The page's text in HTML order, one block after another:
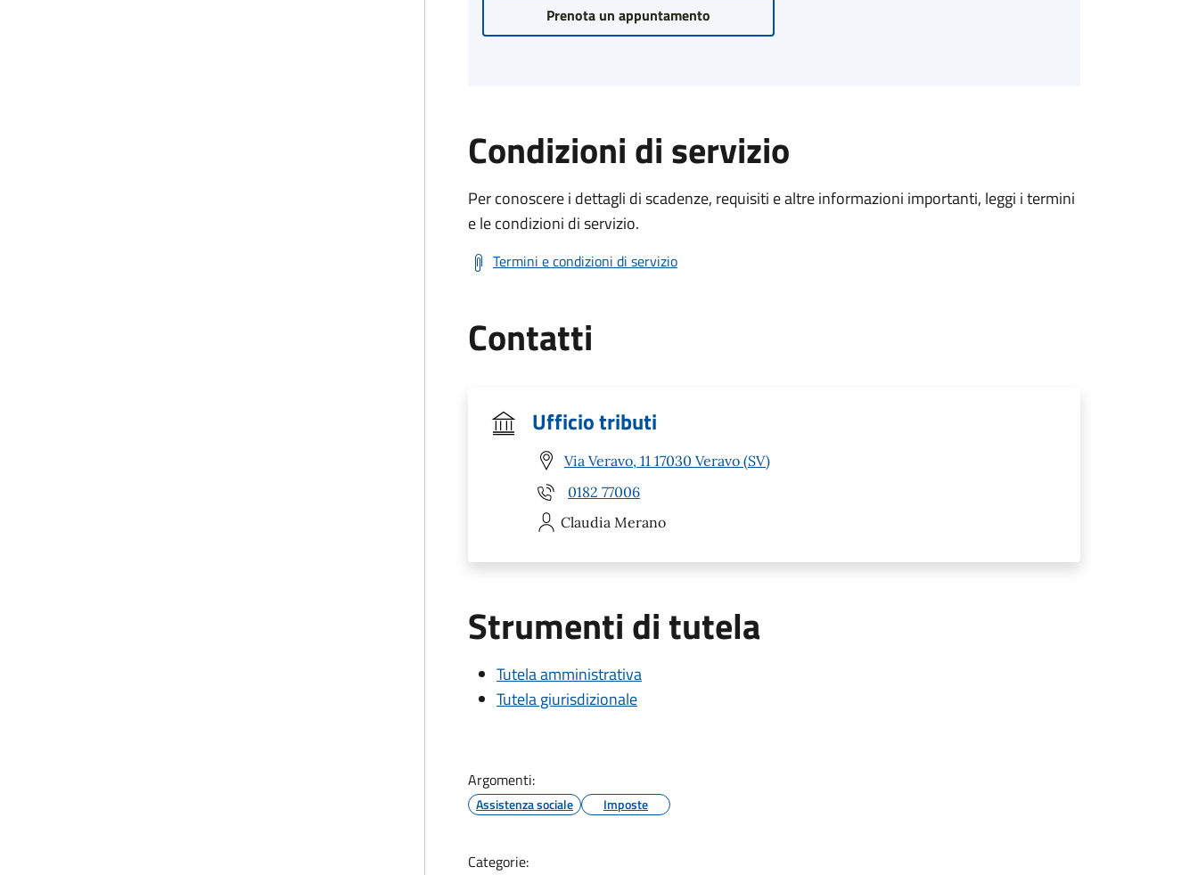
Prenota un appuntamento
Condizioni di servizio
Per conoscere i dettagli di scadenze, requisiti e altre informazioni importanti, leggi i termini
e le condizioni di servizio.
Termini e condizioni di servizio
Contatti
Ufficio tributi
Via Veravo, 11 17030 Veravo (SV)
0182 77006
Claudia Merano
Strumenti di tutela
Tutela amministrativa
Tutela giurisdizionale
Argomenti:
Assistenza sociale Imposte
Categorie: